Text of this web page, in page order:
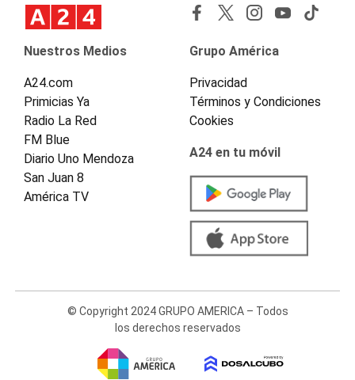
Nuestros Medios
A24.com
Primicias Ya
Radio La Red
FM Blue
Diario Uno Mendoza
San Juan 8
América TV
Grupo América
Privacidad
Términos y Condiciones
Cookies
A24 en tu móvil
© Copyright 2024 GRUPO AMERICA – Todos
los derechos reservados